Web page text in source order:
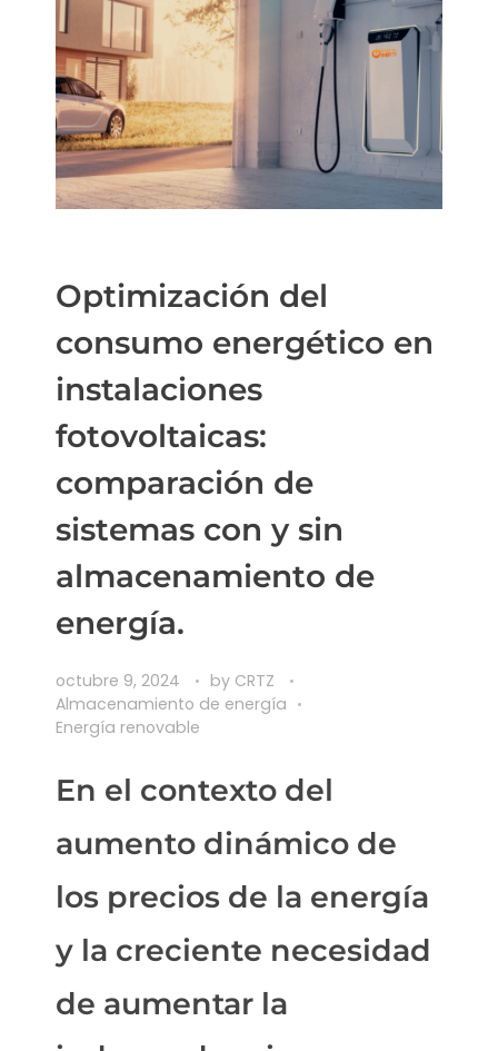
Optimización del
consumo energético en
instalaciones
fotovoltaicas:
comparación de
sistemas con y sin
almacenamiento de
energía.
octubre 9, 2024 by CRTZ
Almacenamiento de energía
Energía renovable
En el contexto del
aumento dinámico de
los precios de la energía
y la creciente necesidad
de aumentar la